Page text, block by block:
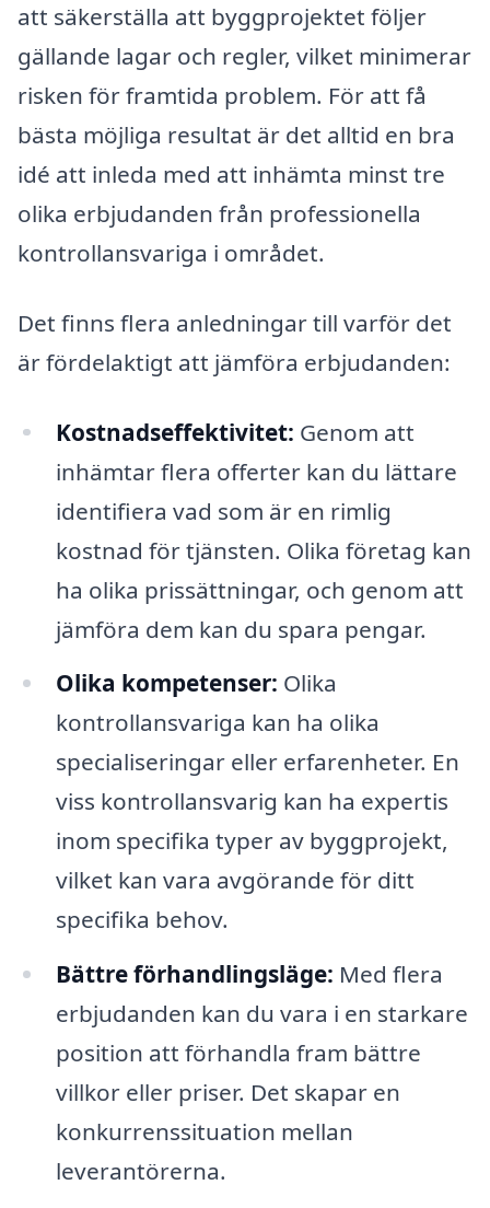
att säkerställa att byggprojektet följer
gällande lagar och regler, vilket minimerar
risken för framtida problem. För att få
bästa möjliga resultat är det alltid en bra
idé att inleda med att inhämta minst tre
olika erbjudanden från professionella
kontrollansvariga i området.
Det finns flera anledningar till varför det
är fördelaktigt att jämföra erbjudanden:
Kostnadseffektivitet: Genom att
inhämtar flera offerter kan du lättare
identifiera vad som är en rimlig
kostnad för tjänsten. Olika företag kan
ha olika prissättningar, och genom att
jämföra dem kan du spara pengar.
Olika kompetenser: Olika
kontrollansvariga kan ha olika
specialiseringar eller erfarenheter. En
viss kontrollansvarig kan ha expertis
inom specifika typer av byggprojekt,
vilket kan vara avgörande för ditt
specifika behov.
Bättre förhandlingsläge: Med flera
erbjudanden kan du vara i en starkare
position att förhandla fram bättre
villkor eller priser. Det skapar en
konkurrenssituation mellan
leverantörerna.